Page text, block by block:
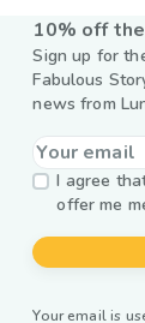
10% off
Sign up for
Fabulous
news from
I agree
offer me
Your email is